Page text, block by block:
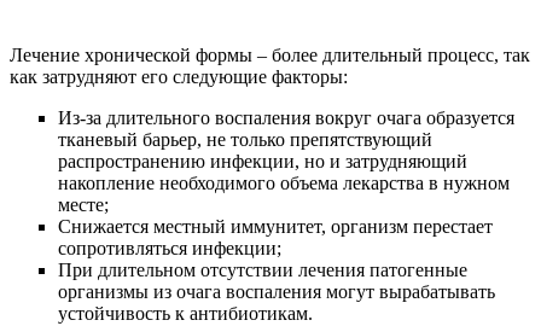
Лечение хронической формы – более длительный процесс, так
как затрудняют его следующие факторы:
Из-за длительного воспаления вокруг очага образуется
тканевый барьер, не только препятствующий
распространению инфекции, но и затрудняющий
накопление необходимого объема лекарства в нужном
месте;
Снижается местный иммунитет, организм перестает
сопротивляться инфекции;
При длительном отсутствии лечения патогенные
организмы из очага воспаления могут вырабатывать
устойчивость к антибиотикам.